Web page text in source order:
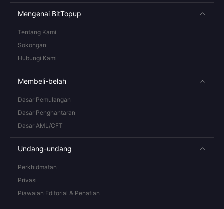
Mengenai BitTopup
Tentang Kami
Sokongan
Hubungi Kami
Membeli-belah
Dasar Pemulangan
Dasar Penghantaran
Dasar AML/CFT
Undang-undang
Perkhidmatan
Privasi
Piawaian Editorial & Penafian